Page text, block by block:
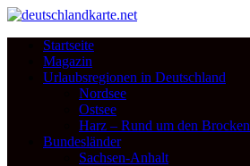
Startseite
Magazin
Urlaubsregionen in Deutschland
Nordsee
Ostsee
Harz – Rund um den Brocken
Bundesländer
Sachsen-Anhalt